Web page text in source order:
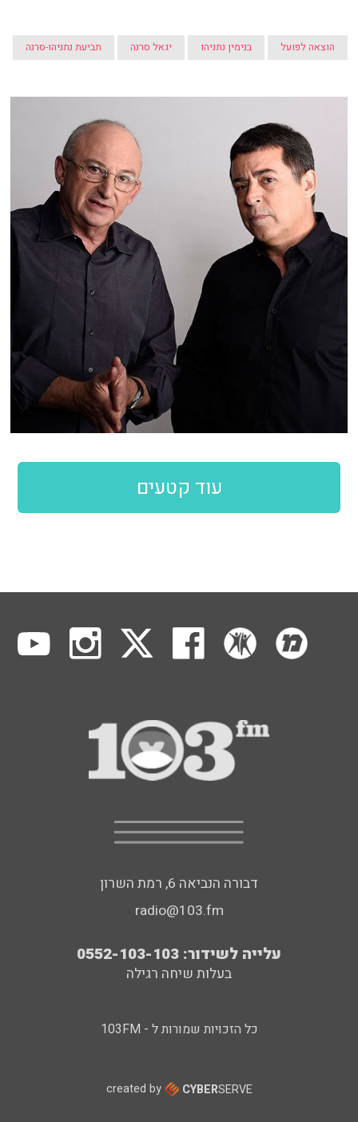
הוצאה לפועל בנימין נתניהו יגאל סרנה תביעת נתניהו-סרנה
עוד קטעים
דבורה הנביאה 6, רמת השרון
radio@103.fm
עלייה לשידור: 0552-103-103
בעלות שיחה רגילה
כל הזכויות שמורות ל - 103FM
created by CYBERSERVE